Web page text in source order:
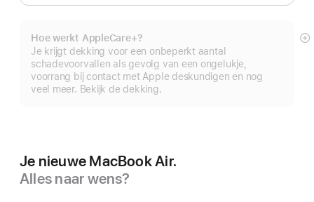
Hoe werkt AppleCare+?
Je krijgt dekking voor een onbeperkt aantal
schadevoorvallen als gevolg van een ongelukje,
voorrang bij contact met Apple deskundigen en nog
veel meer. Bekijk de dekking.
Je nieuwe MacBook Air.
Alles naar wens?